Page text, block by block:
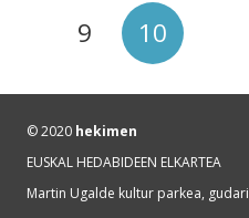
9 10
© 2020 hekimen
EUSKAL HEDABIDEEN ELKARTEA
Martin Ugalde kultur parkea,